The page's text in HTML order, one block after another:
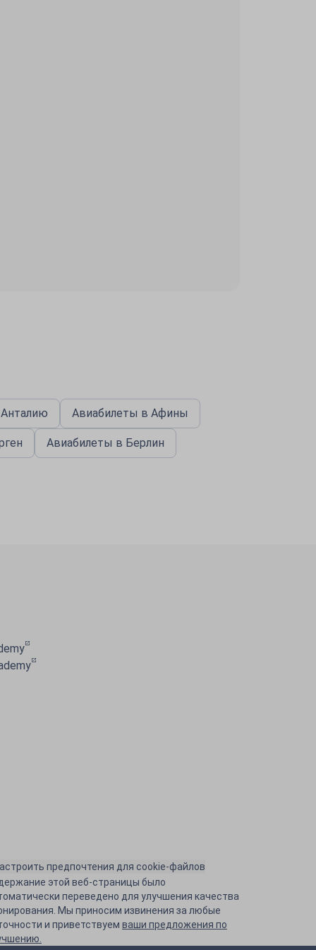
Авиабилеты в Афины
Авиабилеты в Берлин
предпочтения для cookie-файлов
этой веб-страницы было
переведено для улучшения качества
Мы приносим извинения за любые
и приветствуем ваши предложения по